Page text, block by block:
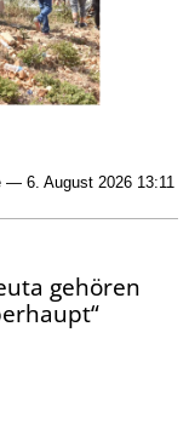
— 6. August 2026 13:11
gehören